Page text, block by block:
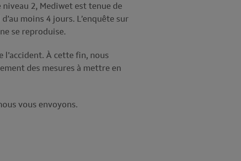
2, Mediwet est tenue de
moins 4 jours. L’enquête sur
se reproduise.
l’accident. À cette fin, nous
des mesures à mettre en
vous envoyons.